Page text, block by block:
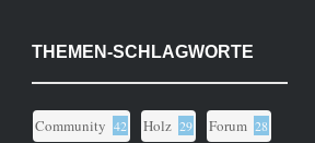
THEMEN-SCHLAGWORTE
Community 42 Holz 29 Forum 28